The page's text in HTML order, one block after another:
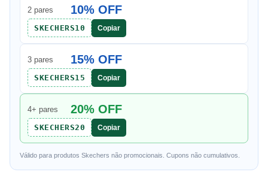
2 pares 10% OFF
SKECHERS10 Copiar
3 pares 15% OFF
SKECHERS15 Copiar
4+ pares 20% OFF
SKECHERS20 Copiar
Válido para produtos Skechers não promocionais. Cupons não cumulativos.